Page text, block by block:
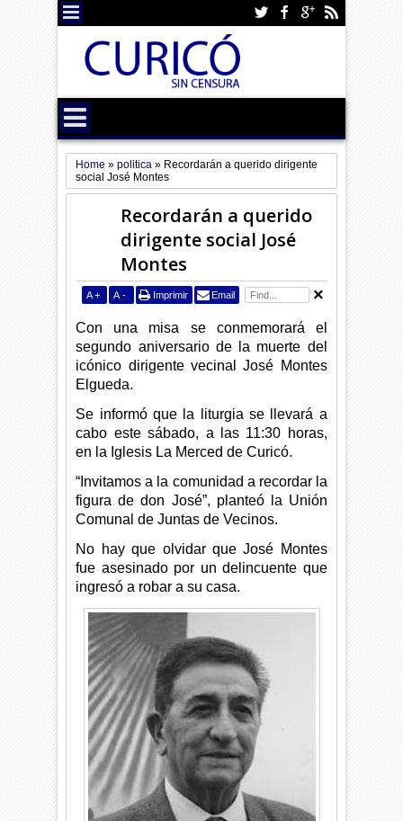
Home »politica » Recordarán a querido dirigente
social José Montes
Recordarán a querido
dirigente social José
Montes
A + A - Imprimir Email
Con una misa se conmemorará el
segundo aniversario de la muerte del
icónico dirigente vecinal José Montes
Elgueda.
Se informó que la liturgia se llevará a
cabo este sábado, a las 11:30 horas,
en la Iglesis La Merced de Curicó.
“Invitamos a la comunidad a recordar la
figura de don José”, planteó la Unión
Comunal de Juntas de Vecinos.
No hay que olvidar que José Montes
fue asesinado por un delincuente que
ingresó a robar a su casa.